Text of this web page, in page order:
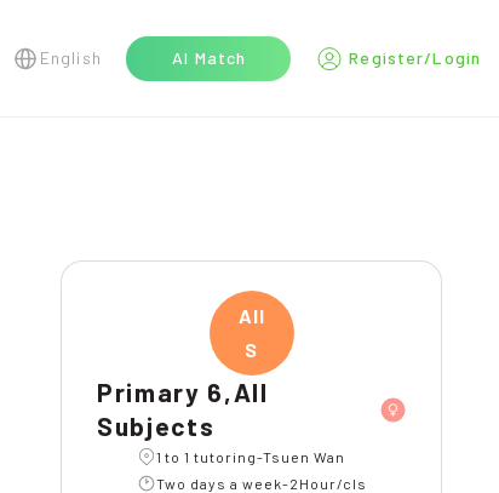
English AI Match Register/Login
All
S
Primary 6,All
Subjects
1 to 1 tutoring-Tsuen Wan
Two days a week-2Hour/cls